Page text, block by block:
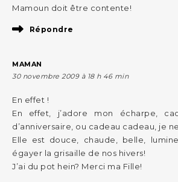
Mamoun doit être contente!
Répondre
MAMAN
30 novembre 2009 à 18 h 46 min
En effet !
En effet, j’adore mon écharpe,
d’anniversaire, ou cadeau cadeau, je ne
Elle est douce, chaude, belle,
égayer la grisaille de nos hivers!
J’ai du pot hein? Merci ma Fille!